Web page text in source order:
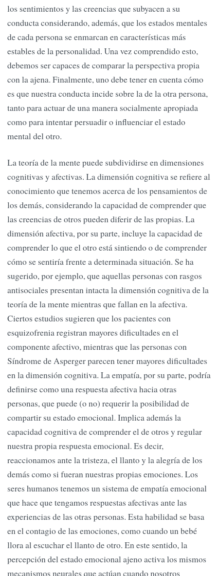
los sentimientos y las creencias que subyacen a su
conducta considerando, además, que los estados mentales
de cada persona se enmarcan en características más
estables de la personalidad. Una vez comprendido esto,
debemos ser capaces de comparar la perspectiva propia
con la ajena. Finalmente, uno debe tener en cuenta cómo
es que nuestra conducta incide sobre la de la otra persona,
tanto para actuar de una manera socialmente apropiada
como para intentar persuadir o influenciar el estado
mental del otro.
La teoría de la mente puede subdividirse en dimensiones
cognitivas y afectivas. La dimensión cognitiva se refiere al
conocimiento que tenemos acerca de los pensamientos de
los demás, considerando la capacidad de comprender que
las creencias de otros pueden diferir de las propias. La
dimensión afectiva, por su parte, incluye la capacidad de
comprender lo que el otro está sintiendo o de comprender
cómo se sentiría frente a determinada situación. Se ha
sugerido, por ejemplo, que aquellas personas con rasgos
antisociales presentan intacta la dimensión cognitiva de la
teoría de la mente mientras que fallan en la afectiva.
Ciertos estudios sugieren que los pacientes con
esquizofrenia registran mayores dificultades en el
componente afectivo, mientras que las personas con
Síndrome de Asperger parecen tener mayores dificultades
en la dimensión cognitiva. La empatía, por su parte, podría
definirse como una respuesta afectiva hacia otras
personas, que puede (o no) requerir la posibilidad de
compartir su estado emocional. Implica además la
capacidad cognitiva de comprender el de otros y regular
nuestra propia respuesta emocional. Es decir,
reaccionamos ante la tristeza, el llanto y la alegría de los
demás como si fueran nuestras propias emociones. Los
seres humanos tenemos un sistema de empatía emocional
que hace que tengamos respuestas afectivas ante las
experiencias de las otras personas. Esta habilidad se basa
en el contagio de las emociones, como cuando un bebé
llora al escuchar el llanto de otro. En este sentido, la
percepción del estado emocional ajeno activa los mismos
mecanismos neurales que actúan cuando nosotros